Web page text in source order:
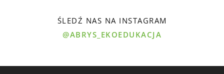
ŚLEDŹ NAS NA INSTAGRAM
@ABRYS_EKOEDUKACJA